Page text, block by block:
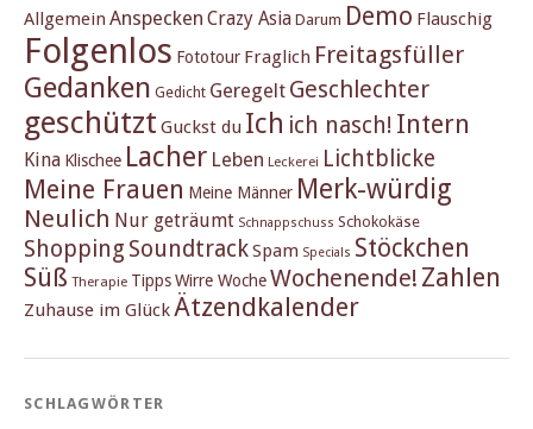
Allgemein Anspecken Crazy Asia Darum Demo Flauschig
Folgenlos Fototour Fraglich Freitagsfüller
Gedanken Gedicht Geregelt Geschlechter
geschützt Guckst du Ich ich nasch! Intern
Kina Klischee Lacher Leben Leckerei Lichtblicke
Meine Frauen Meine Männer Merk-würdig
Neulich Nur geträumt Schnappschuss Schokokäse
Shopping SoundtrackSpam Specials Stöckchen
Süß Therapie TippsWirre WocheWochenende! Zahlen
Zuhause im GlückÄtzendkalender
SCHLAGWÖRTER